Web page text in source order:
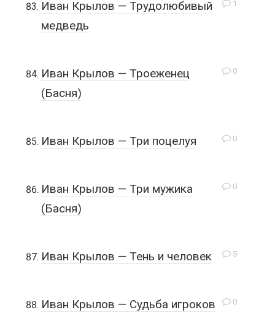
1
Иван Крылов — Трудолюбивый
медведь
0
Иван Крылов — Троеженец
(Басня)
0
Иван Крылов — Три поцелуя
0
Иван Крылов — Три мужика
(Басня)
5
Иван Крылов — Тень и человек
0
Иван Крылов — Судьба игроков